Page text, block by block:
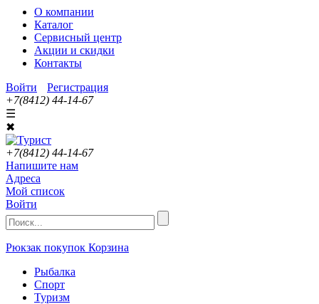
О компании
Каталог
Сервисный центр
Акции и скидки
Контакты
Войти
Регистрация
+7(8412) 44-14-67
☰
✖
+7(8412) 44-14-67
Напишите нам
Адреса
Мой список
Войти
Рюкзак покупок Корзина
Рыбалка
Спорт
Туризм